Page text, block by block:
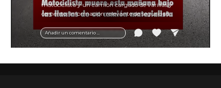
Añadir un comentario ...
motociclista y un camión cargado de varillas y
cemento. Información relevante de seguridad
vial y recomendaciones para motociclistas.